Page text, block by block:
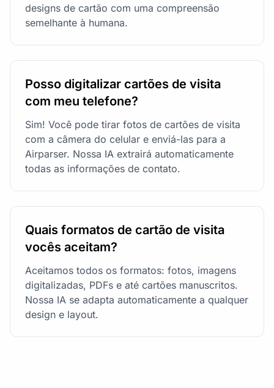
designs de cartão com uma compreensão
semelhante à humana.
Posso digitalizar cartões de visita
com meu telefone?
Sim! Você pode tirar fotos de cartões de visita
com a câmera do celular e enviá-las para a
Airparser. Nossa IA extrairá automaticamente
todas as informações de contato.
Quais formatos de cartão de visita
vocês aceitam?
Aceitamos todos os formatos: fotos, imagens
digitalizadas, PDFs e até cartões manuscritos.
Nossa IA se adapta automaticamente a qualquer
design e layout.